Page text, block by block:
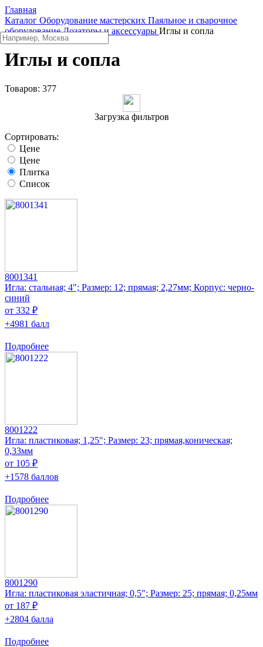
Главная
Каталог Оборудование мастерских Паяльное и сварочное
оборудование Дозаторы и аксессуары Иглы и сопла
Иглы и сопла
Товаров: 377
Загрузка фильтров
Сортировать:
Цене
Цене
Плитка
Список
8001341
Игла: стальная; 4"; Размер: 12; прямая; 2,27мм; Корпус: черно-
синий
от 332 ₽
+4981 балл
Подробнее
8001222
Игла: пластиковая; 1,25"; Размер: 23; прямая,коническая;
0,33мм
от 105 ₽
+1578 баллов
Подробнее
8001290
Игла: пластиковая эластичная; 0,5"; Размер: 25; прямая; 0,25мм
от 187 ₽
+2804 балла
Подробнее